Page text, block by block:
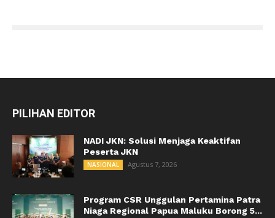
PILIHAN EDITOR
NADI JKN: Solusi Menjaga Keaktifan
Peserta JKN
NASIONAL Agustus 7, 2026
Program CSR Unggulan Pertamina Patra
Niaga Regional Papua Maluku Borong 5...